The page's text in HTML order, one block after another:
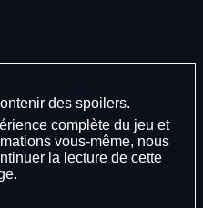
des spoilers.
complète du jeu et
vous-même, nous
la lecture de cette